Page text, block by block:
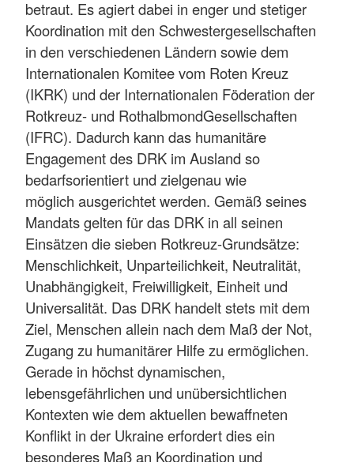
betraut. Es agiert dabei in enger und stetiger
Koordination mit den Schwestergesellschaften
in den verschiedenen Ländern sowie dem
Internationalen Komitee vom Roten Kreuz
(IKRK) und der Internationalen Föderation der
Rotkreuz- und RothalbmondGesellschaften
(IFRC). Dadurch kann das humanitäre
Engagement des DRK im Ausland so
bedarfsorientiert und zielgenau wie
möglich ausgerichtet werden. Gemäß seines
Mandats gelten für das DRK in all seinen
Einsätzen die sieben Rotkreuz-Grundsätze:
Menschlichkeit, Unparteilichkeit, Neutralität,
Unabhängigkeit, Freiwilligkeit, Einheit und
Universalität. Das DRK handelt stets mit dem
Ziel, Menschen allein nach dem Maß der Not,
Zugang zu humanitärer Hilfe zu ermöglichen.
Gerade in höchst dynamischen,
lebensgefährlichen und unübersichtlichen
Kontexten wie dem aktuellen bewaffneten
Konflikt in der Ukraine erfordert dies ein
besonderes Maß an Koordination und